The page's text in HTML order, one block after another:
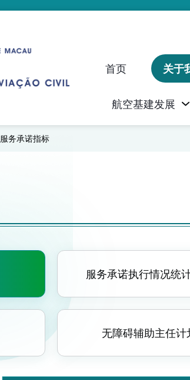
首页 关于
航空基建发展
服务承诺指标
服务承诺执行情况统
无障碍辅助主任计